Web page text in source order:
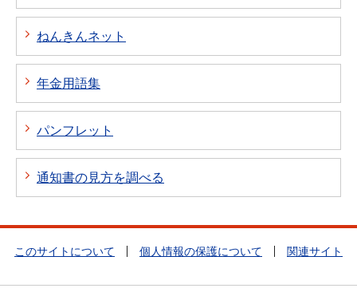
ねんきんネット
年金用語集
パンフレット
通知書の見方を調べる
このサイトについて 個人情報の保護について 関連サイト